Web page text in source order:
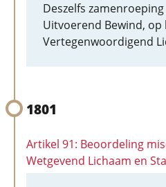
Deszelfs
Uitvoerend Bewind, op
Vertegenwoordigend
1801
Artikel 91: Beoordeling
Wetgevend Lichaam en